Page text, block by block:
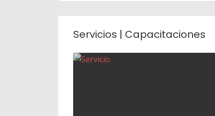
Servicios | Capacitaciones